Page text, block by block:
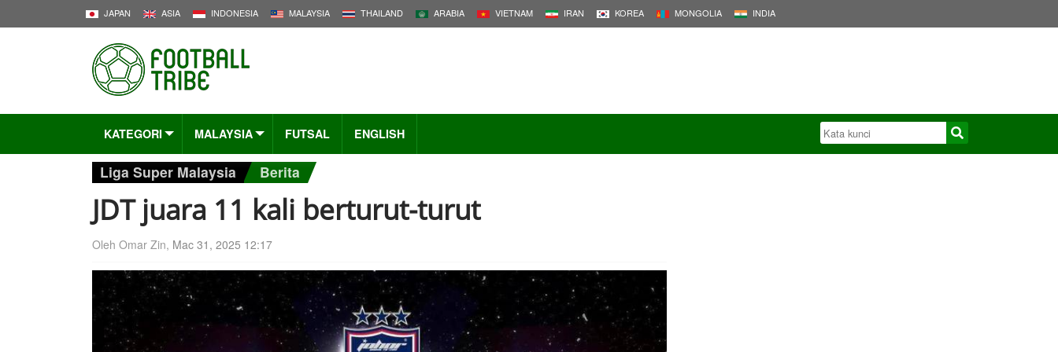
JAPAN ASIA INDONESIA MALAYSIA THAILAND ARABIA VIETNAM IRAN KOREA MONGOLIA INDIA
KATEGORI MALAYSIA FUTSAL ENGLISH
Liga Super Malaysia Berita
JDT juara 11 kali berturut-turut
Oleh Omar Zin, Mac 31, 2025 12:17